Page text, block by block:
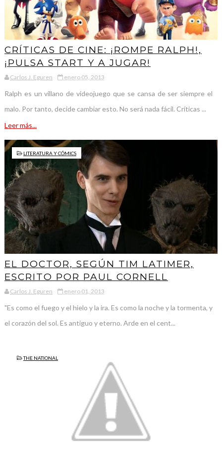
CRÍTICAS DE CINE: ¡ROMPE RALPH!,
¡PULSA START Y A JUGAR!
Carlos J. Eguren enero 05, 2013
Ralph es un villano de videojuego que se cansa de ser siempre el
malo. Por tanto, decide cambiar esto. No será nada fácil. Críticas ...
Leer más...
LITERATURA Y CÓMICS
EL DOCTOR, SEGÚN TIM LATIMER,
ESCRITO POR PAUL CORNELL
Carlos J. Eguren enero 01, 2013
"Es como el fuego y el hielo y la ira. Es como la noche y la tormenta, y
el corazón del sol. Es antiguo y eterno. Arde en el cent...
THE NATIONAL